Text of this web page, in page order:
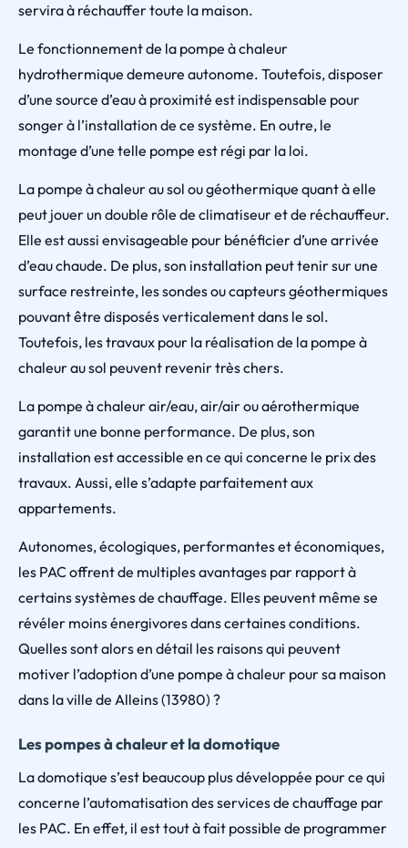
servira à réchauffer toute la maison.
Le fonctionnement de la pompe à chaleur
hydrothermique demeure autonome. Toutefois, disposer
d’une source d’eau à proximité est indispensable pour
songer à l’installation de ce système. En outre, le
montage d’une telle pompe est régi par la loi.
La pompe à chaleur au sol ou géothermique quant à elle
peut jouer un double rôle de climatiseur et de réchauffeur.
Elle est aussi envisageable pour bénéficier d’une arrivée
d’eau chaude. De plus, son installation peut tenir sur une
surface restreinte, les sondes ou capteurs géothermiques
pouvant être disposés verticalement dans le sol.
Toutefois, les travaux pour la réalisation de la pompe à
chaleur au sol peuvent revenir très chers.
La pompe à chaleur air/eau, air/air ou aérothermique
garantit une bonne performance. De plus, son
installation est accessible en ce qui concerne le prix des
travaux. Aussi, elle s’adapte parfaitement aux
appartements.
Autonomes, écologiques, performantes et économiques,
les PAC offrent de multiples avantages par rapport à
certains systèmes de chauffage. Elles peuvent même se
révéler moins énergivores dans certaines conditions.
Quelles sont alors en détail les raisons qui peuvent
motiver l’adoption d’une pompe à chaleur pour sa maison
dans la ville de Alleins (13980) ?
Les pompes à chaleur et la domotique
La domotique s’est beaucoup plus développée pour ce qui
concerne l’automatisation des services de chauffage par
les PAC. En effet, il est tout à fait possible de programmer